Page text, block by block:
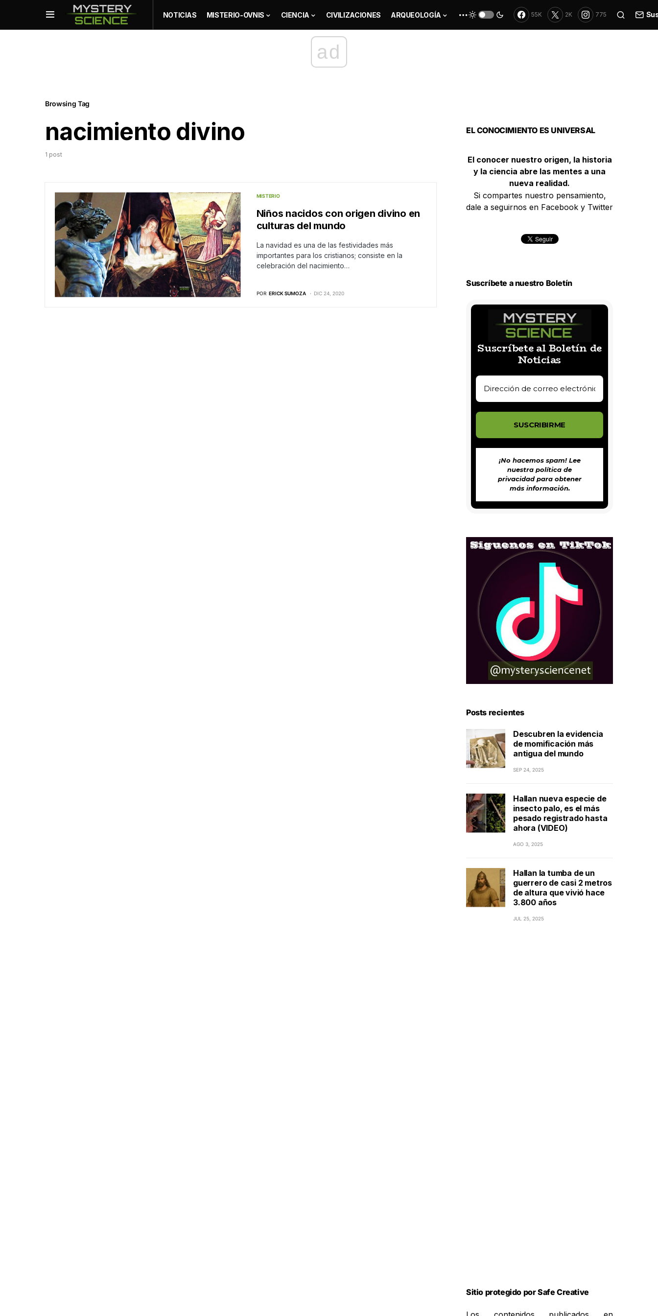
NOTICIAS MISTERIO-OVNIS CIENCIA CIVILIZACIONES ARQUEOLOGÍA 55K 2K 775
ad
Browsing Tag
nacimiento divino
1 post
MISTERIO
Niños nacidos con origen divino en
culturas del mundo
La navidad es una de las festividades más
importantes para los cristianos; consiste en la
celebración del nacimiento…
POR ERICK SUMOZA DIC 24, 2020
EL CONOCIMIENTO ES UNIVERSAL
El conocer nuestro origen, la historia
y la ciencia abre las mentes a una
nueva realidad.
Si compartes nuestro pensamiento,
dale a seguirnos en Facebook y Twitter
Suscríbete a nuestro Boletín
Suscríbete al Boletín de
Noticias
¡No hacemos spam! Lee
nuestra política de
privacidadpara obtener
más información.
Posts recientes
Descubren la evidencia
de momificación más
antigua del mundo
SEP 24, 2025
Hallan nueva especie de
insecto palo, es el más
pesado registrado hasta
ahora (VIDEO)
AGO 3, 2025
Hallan la tumba de un
guerrero de casi 2 metros
de altura que vivió hace
3.800 años
JUL 25, 2025
Sitio protegido por Safe Creative